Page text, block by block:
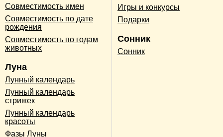
Совместимость имен
Совместимость по дате
рождения
Совместимость по годам
животных
Луна
Лунный календарь
Лунный календарь
стрижек
Лунный календарь
красоты
Фазы Луны
Игры и конкурсы
Подарки
Сонник
Сонник